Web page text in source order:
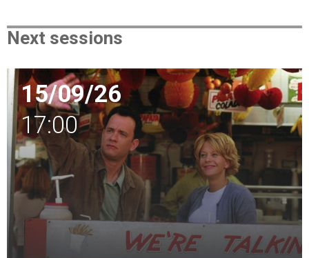
Next sessions
15/09/26
17:00